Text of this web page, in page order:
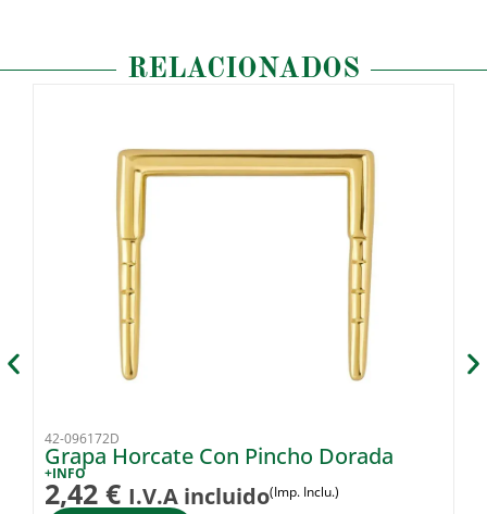
RELACIONADOS
42-096172D
Grapa Horcate Con Pincho Dorada
+INFO
2,42 € I.V.A incluido(Imp. Inclu.)